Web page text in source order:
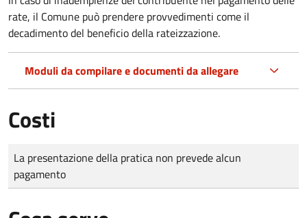
rate, il Comune può prendere provvedimenti come il
decadimentodel beneficio della rateizzazione.
Moduli da compilare e documenti da allegare
Costi
Tipo di pagamento
Importo
La presentazione della pratica non prevede alcun
pagamento